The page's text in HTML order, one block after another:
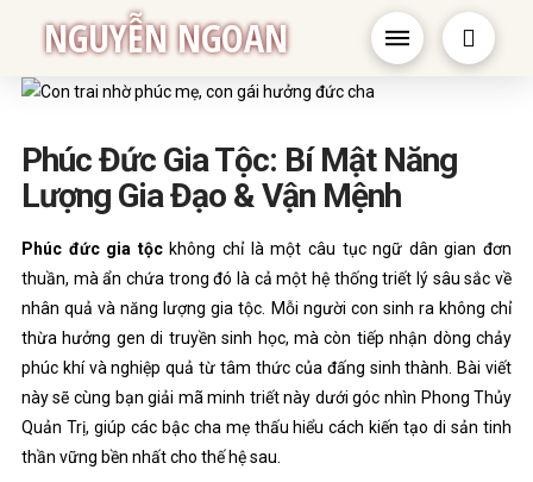
NGUYỄN NGOAN
Phúc Đức Gia Tộc: Bí Mật Năng
Lượng Gia Đạo & Vận Mệnh
Phúc đức gia tộckhông chỉ là một câu tục ngữ dân gian đơn
thuần, mà ẩn chứa trong đó là cả một hệ thống triết lý sâu sắc về
nhân quả và năng lượng gia tộc. Mỗi người con sinh ra không chỉ
thừa hưởng gen di truyền sinh học, mà còn tiếp nhận dòng chảy
phúc khí và nghiệp quả từ tâm thức của đấng sinh thành. Bài viết
này sẽ cùng bạn giải mã minh triết này dưới góc nhìn Phong Thủy
Quản Trị, giúp các bậc cha mẹ thấu hiểu cách kiến tạo di sản tinh
thần vững bền nhất cho thế hệ sau.